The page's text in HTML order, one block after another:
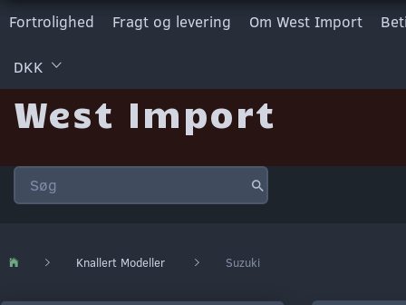
Fortrolighed Fragt og levering Om West Import
DKK
West Import
Knallert Modeller Suzuki